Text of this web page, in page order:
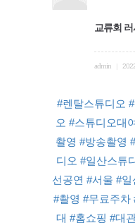
교류회
admin
#렌탈스튜디오
오 #스튜디오대
촬영 #방송촬영
디오 #일산스튜
선공연 #서울 #일
#촬영 #무료주차
대 #홈쇼핑 #대